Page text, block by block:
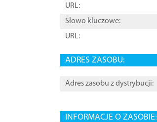
URL:
Słowo kluczowe:
URL:
ADRES ZASOBU:
Adres zasobu z dystrybucji:
INFORMACJE O ZASOBIE: